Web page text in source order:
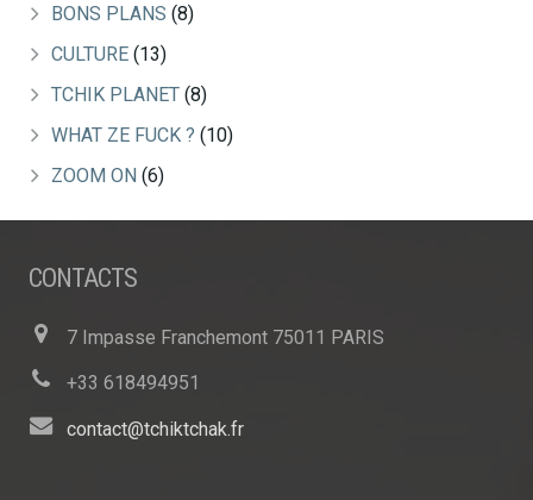
BONS PLANS (8)
CULTURE (13)
TCHIK PLANET (8)
WHAT ZE FUCK ? (10)
ZOOM ON (6)
CONTACTS
7 Impasse Franchemont 75011 PARIS
+33 618494951
contact@tchiktchak.fr